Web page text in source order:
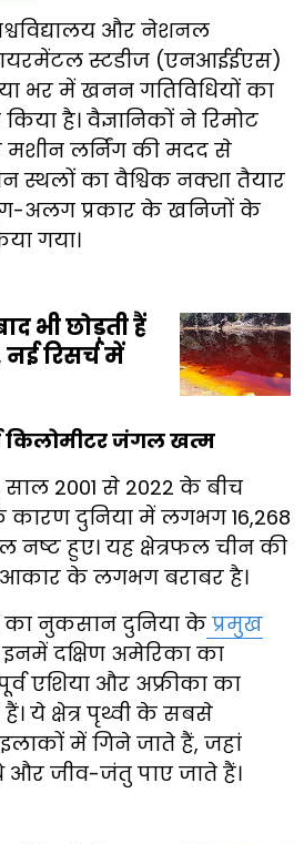
और नेशनल
स्टडीज (एनआईईएस)
भर में खनन गतिविधियों का
है। वैज्ञानिकों ने रिमोट
लर्निंग की मदद से
स्थलों का वैश्विक नक्शा तैयार
अलग प्रकार के खनिजों के
गया।
भी छोड़ती हैं
रिसर्च में
किलोमीटर जंगल खत्म
2001 से 2022 के बीच
कारण दुनिया में लगभग 16,268
नष्ट हुए। यह क्षेत्रफल चीन की
आकार के लगभग बराबर है।
नुकसान दुनिया के प्रमुख
इनमें दक्षिण अमेरिका का
एशिया और अफ्रीका का
ये क्षेत्र पृथ्वी के सबसे
में गिने जाते हैं, जहां
और जीव-जंतु पाए जाते हैं।